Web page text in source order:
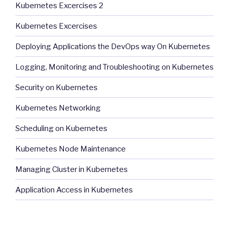
Kubernetes Excercises 2
Kubernetes Excercises
Deploying Applications the DevOps way On Kubernetes
Logging, Monitoring and Troubleshooting on Kubernetes
Security on Kubernetes
Kubernetes Networking
Scheduling on Kubernetes
Kubernetes Node Maintenance
Managing Cluster in Kubernetes
Application Access in Kubernetes